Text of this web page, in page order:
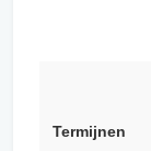
Termijnen